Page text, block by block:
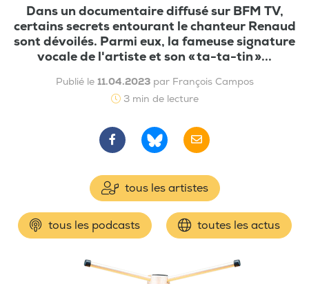
Dans un documentaire diffusé sur BFM TV,
certains secrets entourant le chanteur Renaud
sont dévoilés. Parmi eux, la fameuse signature
vocale de l'artiste et son « ta-ta-tin »...
Publié le 11.04.2023 par François Campos
3 min de lecture
tous les artistes
tous les podcasts toutes les actus